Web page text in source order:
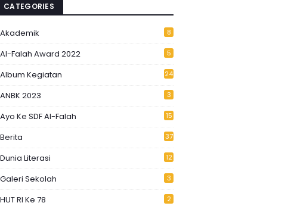
CATEGORIES
Akademik 8
Al-Falah Award 2022 5
Album Kegiatan 24
ANBK 2023 3
Ayo Ke SDF Al-Falah 15
Berita 37
Dunia Literasi 12
Galeri Sekolah 3
HUT RI Ke 78 2